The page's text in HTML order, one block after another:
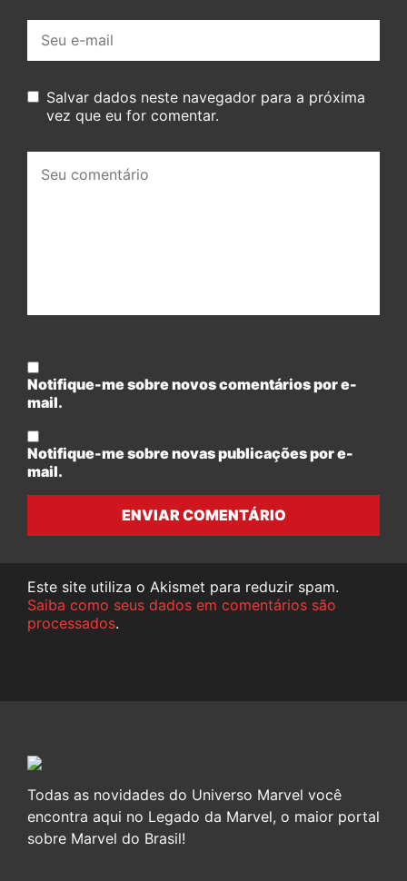
mail:
Salvar dados neste navegador para a próxima
vez que eu for comentar.
comentário:
Notifique-me sobre novos comentários por e-
mail.
Notifique-me sobre novas publicações por e-
mail.
ENVIAR COMENTÁRIO
Este site utiliza o Akismet para reduzir spam.
Saiba como seus dados em comentários são
processados.
Todas as novidades do Universo Marvel você
encontra aqui no Legado da Marvel, o maior portal
sobre Marvel do Brasil!